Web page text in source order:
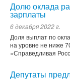
Долю оклада
зарплаты
6 декабря 2022 г.
Доля выплат по
на уровне не ниже
«Справедливая
Депутаты